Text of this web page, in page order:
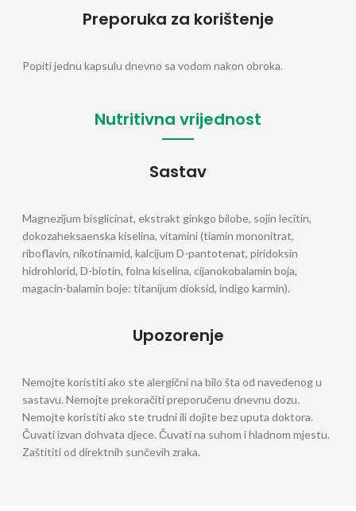
Preporuka za korištenje
Popiti jednu kapsulu dnevno sa vodom nakon obroka.
Nutritivna vrijednost
Sastav
Magnezijum bisglicinat, ekstrakt ginkgo bilobe, sojin lecitin,
dokozaheksaenska kiselina, vitamini (tiamin mononitrat,
riboflavin, nikotinamid, kalcijum D-pantotenat, piridoksin
hidrohlorid, D-biotin, folna kiselina, cijanokobalamin boja,
magacin-balamin boje: titanijum dioksid, indigo karmin).
Upozorenje
Nemojte koristiti ako ste alergični na bilo šta od navedenog u
sastavu. Nemojte prekoračiti preporučenu dnevnu dozu.
Nemojte koristiti ako ste trudni ili dojite bez uputa doktora.
Čuvati izvan dohvata djece. Čuvati na suhom i hladnom mjestu.
Zaštititi od direktnih sunčevih zraka.